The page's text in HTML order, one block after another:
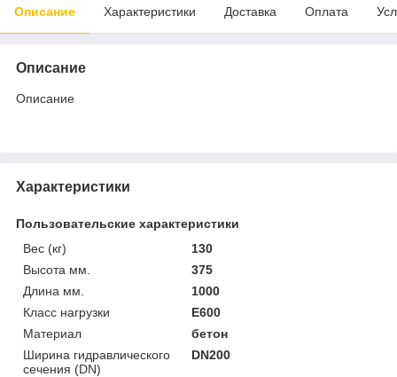
Описание Характеристики Доставка Оплата
Описание
Описание
Характеристики
Пользовательские характеристики
Вес (кг)
130
Высота мм.
375
Длина мм.
1000
Класс нагрузки
E600
Материал
бетон
Ширина гидравлического
сечения (DN)
DN200